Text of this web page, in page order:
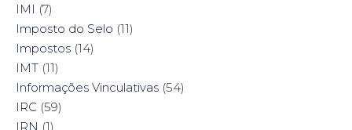
IMI (7)
Imposto do Selo (11)
Impostos (14)
IMT (11)
Informações Vinculativas (54)
IRC (59)
IRN (1)